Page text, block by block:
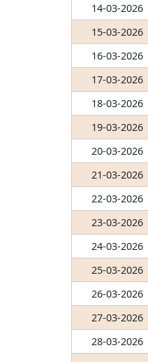
14-03-2026
15-03-2026
16-03-2026
17-03-2026
18-03-2026
19-03-2026
20-03-2026
21-03-2026
22-03-2026
23-03-2026
24-03-2026
25-03-2026
26-03-2026
27-03-2026
28-03-2026